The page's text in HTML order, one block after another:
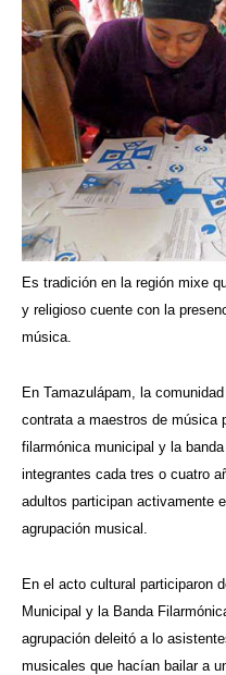
Es tradición en la región mixe
y religioso cuente con la
música.
En Tamazulápam, la
contrata a maestros de música
filarmónica municipal y la
integrantes cada tres o cuatro
adultos participan activamente
agrupación musical.
En el acto cultural participaron
Municipal y la Banda
agrupación deleitó a lo
musicales que hacían bailar a